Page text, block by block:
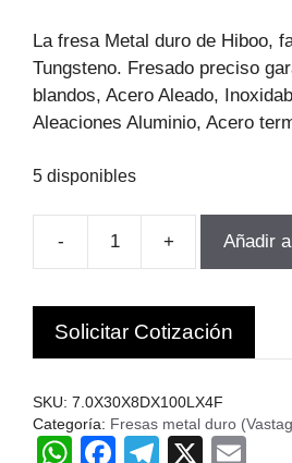
original
era:
$103.552.
actual
es:
$74.558.
La fresa Metal duro de Hiboo,
Tungsteno. Fresado preciso
blandos, Acero Aleado,
Aleaciones Aluminio, Acero
5 disponibles
-
FRESA
DURO
D-
7.0MM
30MM
LT-
+ Añadir
Solicitar Cotización
SKU: 7.0X30X8DX100LX4F
Categoría: Fresas metal duro
W
F
T
X